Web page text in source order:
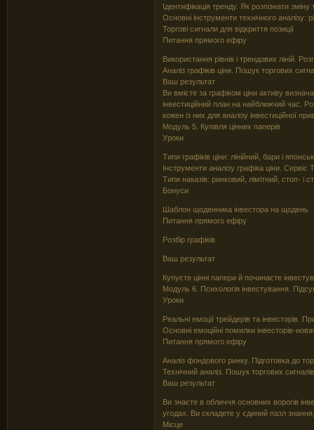
Ідентифікація тренду. Як розпізнати зміну
Основні інструменти технічного аналізу:
Торгові сигнали для відкриття позиції
Питання прямого ефіру
Використання рівнів і трендових ліній.
Аналіз графіків ціни. Пошук торгових
Ваш результат
Ви вмієте за графіком ціни активу
інвестиційний план на найближчий час.
кожен із них для аналізу інвестиційної
Модуль 5. Купівля цінних паперів
Уроки
Типи графіків ціни: лінійний, бари і
Інструменти аналізу графіка ціни. Сервіс
Типи наказів: ринковий, лімітний, стоп- і
Бонуси
Шаблон щоденника інвестора на щодень
Питання прямого ефіру
Розбір графіків
Ваш результат
Купуєте цінні папери й починаєте
Модуль 6. Психологія інвестування.
Уроки
Реальні емоції трейдерів та інвесторів.
Основні емоційні помилки інвесторів-
Питання прямого ефіру
Аналіз фондового ринку. Підготовка до
Технічний аналіз. Пошук торгових
Ваш результат
Ви знаєте в обличчя основних ворогів
угодах. Ви складете у єдиний пазл
Місце